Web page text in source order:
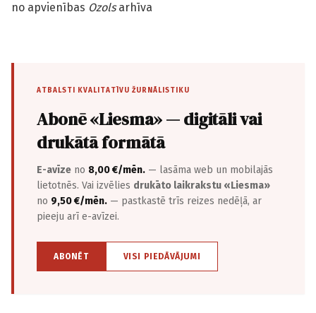
no apvienības Ozolsarhīva
ATBALSTI KVALITATĪVU ŽURNĀLISTIKU
Abonē «Liesma» — digitāli vai
drukātā formātā
E-avīze no 8,00 €/mēn. — lasāma web un mobilajās
lietotnēs. Vai izvēlies drukāto laikrakstu «Liesma»
no 9,50 €/mēn. — pastkastē trīs reizes nedēļā, ar
pieeju arī e-avīzei.
ABONĒT VISI PIEDĀVĀJUMI